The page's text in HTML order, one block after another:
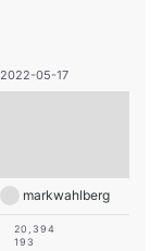
2022-05-17
markwahlberg
20,394
193